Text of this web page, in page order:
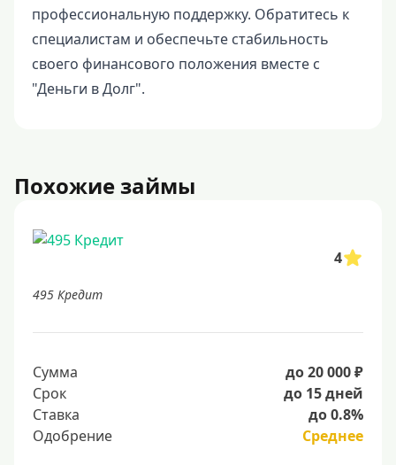
профессиональную поддержку. Обратитесь к
специалистам и обеспечьте стабильность
своего финансового положения вместе с
"Деньги в Долг".
Похожие займы
4
495 Кредит
Сумма
до 20 000 ₽
Срок
до 15 дней
Ставка
до 0.8%
Одобрение
Среднее